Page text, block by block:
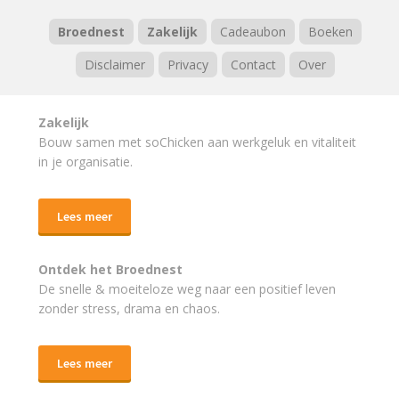
Broednest Zakelijk Cadeaubon
Boeken
Disclaimer
Privacy Contact Over
Zakelijk
Bouw samen met soChicken aan werkgeluk en vitaliteit
in je organisatie.
Lees meer
Ontdek het Broednest
De snelle & moeiteloze weg naar een positief leven
zonder stress, drama en chaos.
Lees meer